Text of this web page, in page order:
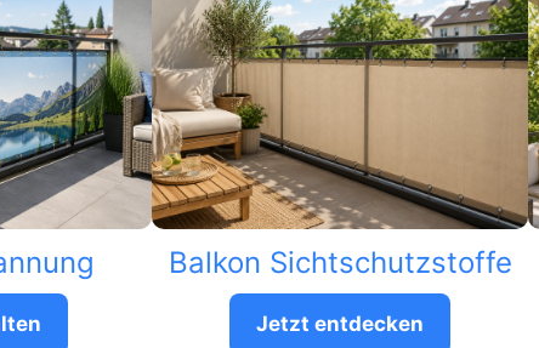
Balkon Sichtschutzstoffe
Jetzt entdecken